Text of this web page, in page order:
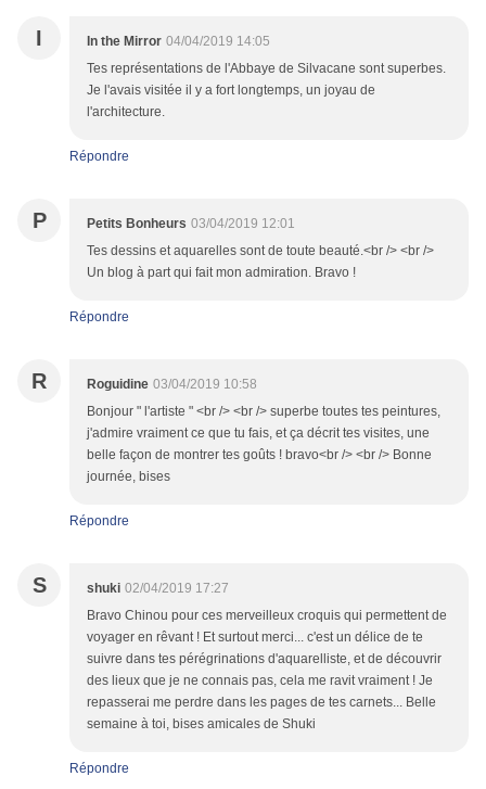
I In the Mirror 04/04/2019 14:05
Tes représentations de l'Abbaye de Silvacane sont superbes.
Je l'avais visitée il y a fort longtemps, un joyau de
l'architecture.
Répondre
P Petits Bonheurs 03/04/2019 12:01
Tes dessins et aquarelles sont de toute beauté.<br /> <br />
Un blog à part qui fait mon admiration. Bravo !
Répondre
R Roguidine 03/04/2019 10:58
Bonjour " l'artiste " <br /> <br /> superbe toutes tes peintures,
j'admire vraiment ce que tu fais, et ça décrit tes visites, une
belle façon de montrer tes goûts ! bravo<br /> <br /> Bonne
journée, bises
Répondre
S shuki 02/04/2019 17:27
Bravo Chinou pour ces merveilleux croquis qui permettent de
voyager en rêvant ! Et surtout merci... c'est un délice de te
suivre dans tes pérégrinations d'aquarelliste, et de découvrir
des lieux que je ne connais pas, cela me ravit vraiment ! Je
repasserai me perdre dans les pages de tes carnets... Belle
semaine à toi, bises amicales de Shuki
Répondre